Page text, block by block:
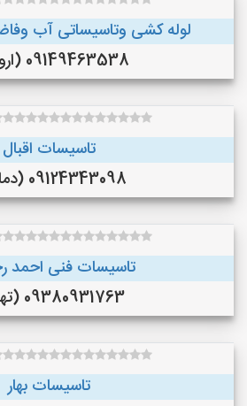
لوله کشی وتاسیساتی آب
09149463538 (ارومیه)
تاسیسات اقبال
09124343098 (دماوند)
تاسیسات فنی احمد
09380931763 (تهران)
تاسیسات بهار